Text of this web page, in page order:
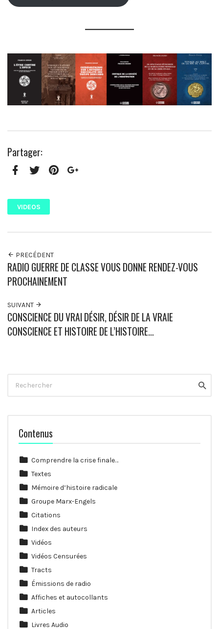
Partager:
VIDEOS
PRECÉDENT
RADIO GUERRE DE CLASSE VOUS DONNE RENDEZ-VOUS
PROCHAINEMENT
SUIVANT
CONSCIENCE DU VRAI DÉSIR, DÉSIR DE LA VRAIE
CONSCIENCE ET HISTOIRE DE L’HISTOIRE…
Contenus
Comprendre la crise finale…
Textes
Mémoire d’histoire radicale
Groupe Marx-Engels
Citations
Index des auteurs
Vidéos
Vidéos Censurées
Tracts
Émissions de radio
Affiches et autocollants
Articles
Livres Audio